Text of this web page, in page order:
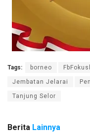
Tags: borneo
Jembatan Jelarai
Tanjung Selor
Berita Lainnya